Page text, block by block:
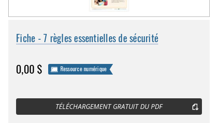
Fiche - 7 règles essentielles de sécurité
0,00 $ Ressource numérique
TÉLÉCHARGEMENT GRATUIT DU PDF